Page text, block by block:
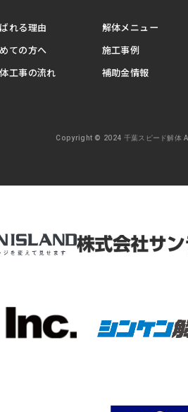
れる理由 解体メニュー
ての方へ
施工事例
工事の流れ
補助金情報
Copyright © 2024 千葉スピード解体